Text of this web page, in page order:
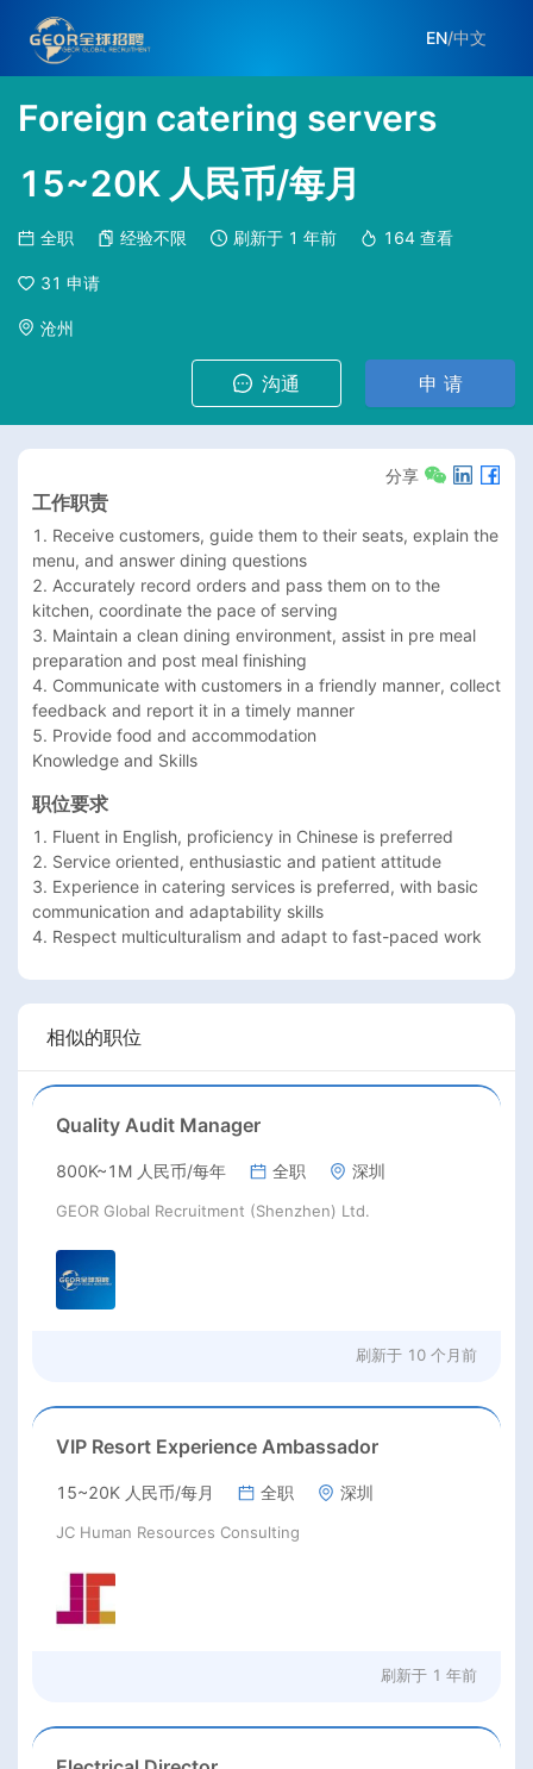
EN/中文
Foreign catering servers
15~20K 人民币/每月
全职 经验不限 刷新于 1 年前 164 查看
31 申请
沧州
沟通 申 请
分享
工作职责
1. Receive customers, guide them to their seats, explain the
menu, and answer dining questions
2. Accurately record orders and pass them on to the
kitchen, coordinate the pace of serving
3. Maintain a clean dining environment, assist in pre meal
preparation and post meal finishing
4. Communicate with customers in a friendly manner, collect
feedback and report it in a timely manner
5. Provide food and accommodation
Knowledge and Skills
职位要求
1. Fluent in English, proficiency in Chinese is preferred
2. Service oriented, enthusiastic and patient attitude
3. Experience in catering services is preferred, with basic
communication and adaptability skills
4. Respect multiculturalism and adapt to fast-paced work
相似的职位
Quality Audit Manager
800K~1M 人民币/每年 全职 深圳
GEOR Global Recruitment (Shenzhen) Ltd.
刷新于 10 个月前
VIP Resort Experience Ambassador
15~20K 人民币/每月 全职 深圳
JC Human Resources Consulting
刷新于 1 年前